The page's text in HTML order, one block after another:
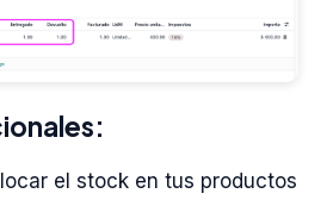
el stock en tus productos